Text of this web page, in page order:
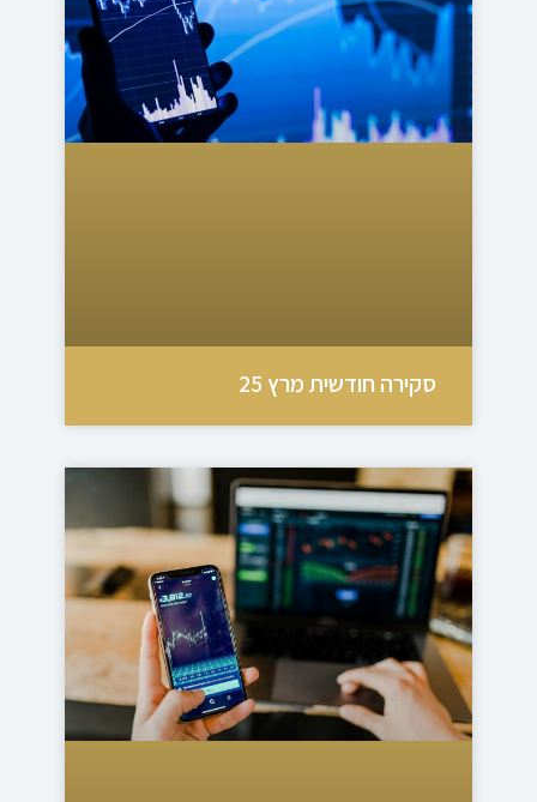
סקירה חודשית מרץ 25